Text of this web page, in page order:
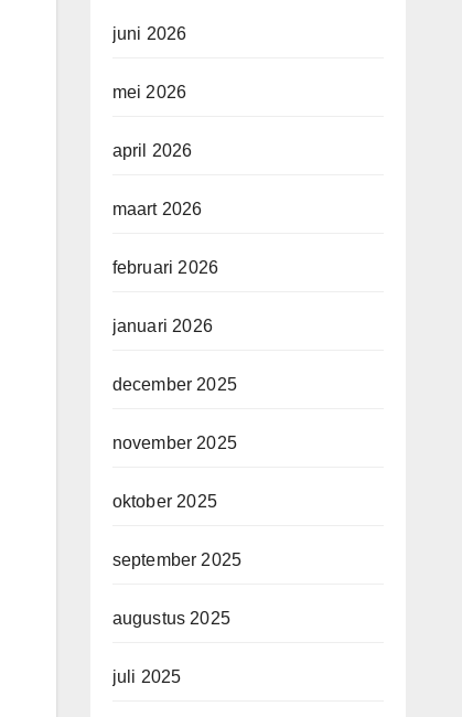
juni 2026
mei 2026
april 2026
maart 2026
februari 2026
januari 2026
december 2025
november 2025
oktober 2025
september 2025
augustus 2025
juli 2025